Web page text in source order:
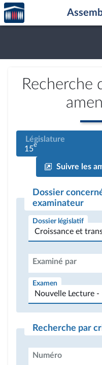
Aller au contenu
Aller en bas de la page
Accèder
à la
page
Recherche
Législature
15e
Suivre les
Dossier
examinateur
Dossier législatif
Examiné par
Examen
Recherche par
Numéro